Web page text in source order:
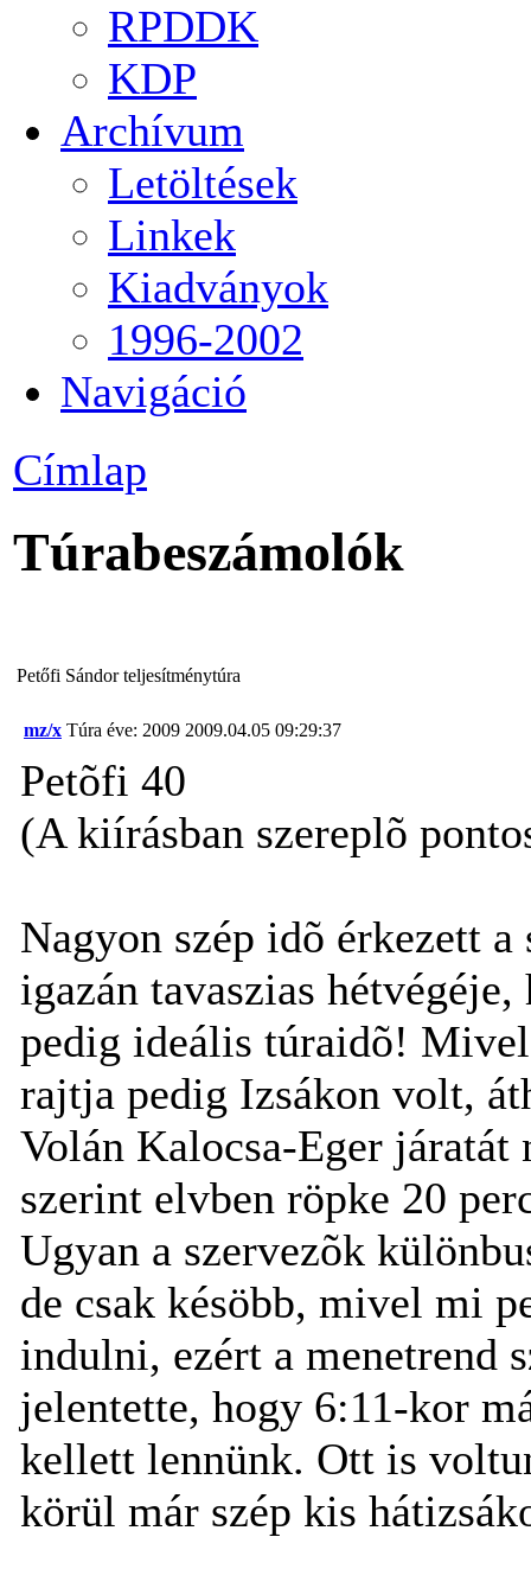
RPDDK
KDP
Archívum
Letöltések
Linkek
Kiadványok
1996-2002
Navigáció
Címlap
Túrabeszámolók
Petőfi Sándor teljesítménytúra
mz/x Túra éve: 2009 2009.04.05 09:29:37
Petõfi 40
(A kiírásban szereplõ
Nagyon szép idõ érkezett
igazán tavaszias
pedig ideális túraidõ!
rajtja pedig Izsákon volt,
Volán Kalocsa-Eger járatát
szerint elvben röpke 20
Ugyan a szervezõk
de csak késöbb, mivel mi
indulni, ezért a menetrend
jelentette, hogy 6:11-kor
kellett lennünk. Ott is
körül már szép kis